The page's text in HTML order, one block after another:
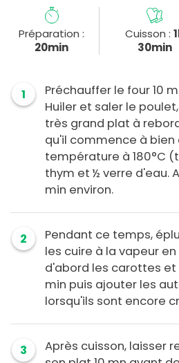
Préparation :
20min
Cuisson :
30min
1
Préchauffer le four 10
Huiler et saler le
très grand plat à
qu'il commence à bien
température à 180°C
thym et ½ verre d'eau.
min environ.
2
Pendant ce temps,
les cuire à la vapeur
d'abord les carottes
min puis ajouter les
lorsqu'ils sont encore
3
Après cuisson, laisser